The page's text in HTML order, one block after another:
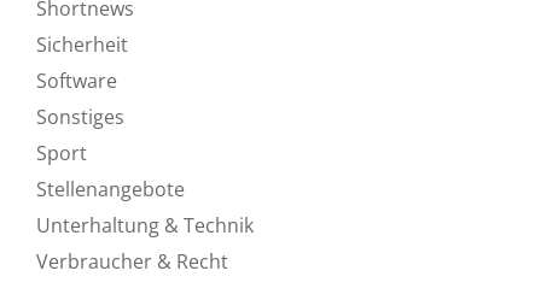
Shortnews
Sicherheit
Software
Sonstiges
Sport
Stellenangebote
Unterhaltung & Technik
Verbraucher & Recht